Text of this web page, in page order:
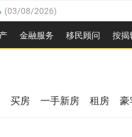
(03/08/2026)
03/08/2026
(03/08/2026)
03/08/2026
金融服务 移民顾问 按揭
买房 一手新房 租房 豪